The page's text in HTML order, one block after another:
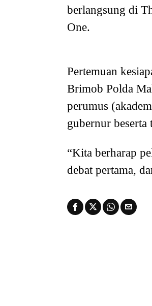
berlangsung di
One.
Pertemuan
Brimob Polda
perumus
gubernur
“Kita berharap
debat pertama,